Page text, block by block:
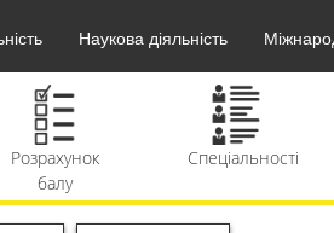
Наукова діяльність
Спеціальності